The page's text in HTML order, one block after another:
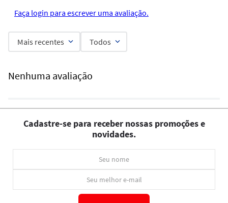
Faça login para escrever uma avaliação.
Mais recentes Todos
Nenhuma avaliação
Cadastre-se para receber nossas promoções e
novidades.